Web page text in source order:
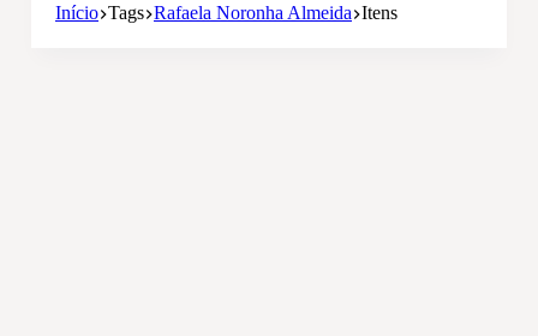
Início Tags Rafaela Noronha Almeida Itens